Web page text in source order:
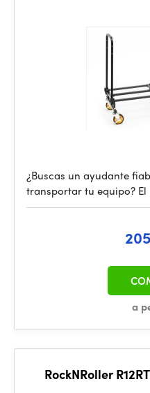
¿Buscas un ayudante
transportar tu equipo? El
a
RockNRoller